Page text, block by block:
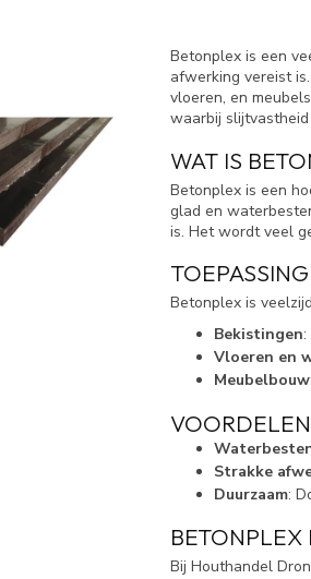
Betonplex is een
afwerking vereist
vloeren, en
waarbij
WAT IS
Betonplex is een
glad en
is. Het wordt veel
Betonplex is
Bekistingen:
Vloeren en
Meubelbouw
Strakke
Duurzaam:
Bij Houthandel